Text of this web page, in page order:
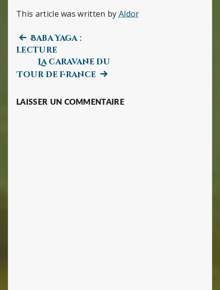
This article was written by Aldor
Navigation
l’article
Previous
post:
Baba Yaga :
lecture
La caravane du
Tour de FranceNext
LAISSER UN COMMENTAIRE